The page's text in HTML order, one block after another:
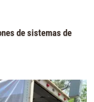
de sistemas de